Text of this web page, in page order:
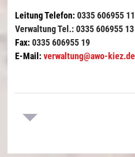
Leitung Telefon: 0335 606955 11
Verwaltung Tel.: 0335 606955 13
Fax: 0335 606955 19
E-Mail: verwaltung@awo-kiez.de